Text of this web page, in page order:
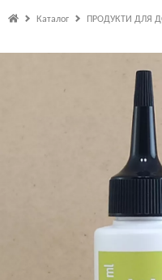
Каталог ПРОДУКТИ ДЛЯ